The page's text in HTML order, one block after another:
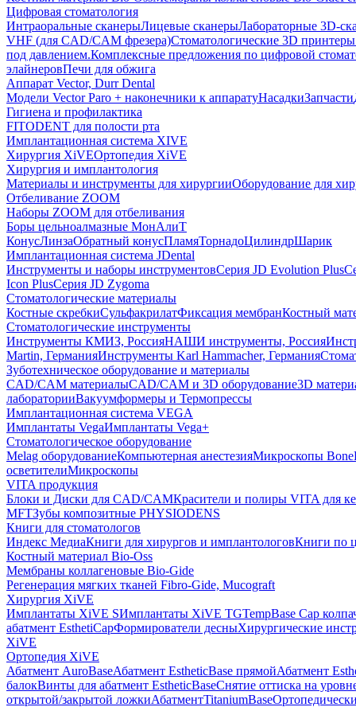
Цифровая стоматология
Интраоральные сканерыЛицевые сканерыЛабораторные 3D-
VHF (для CAD/CAM фрезера)Стоматологические 3D
под давлением.Комплексные предложения по цифровой
элайнеровПечи для обжига
Аппарат Vector, Durr Dental
Модели Vector Paro + наконечники к аппаратуНасадкиЗапчасти
Гигиена и профилактика
FITODENT для полости рта
Имплантационная система XIVE
Хирургия XiVEОртопедия XiVE
Хирургия и имплантология
Материалы и инструменты для хирургииОборудование для
Отбеливание ZOOM
Наборы ZOOM для отбеливания
Боры цельноалмазные МонАлиТ
КонусЛинзаОбратный конусПламяТорнадоЦилиндрШарик
Имплантационная система JDental
Инструменты и наборы инструментовСерия JD Evolution Plus
Icon PlusСерия JD Zygoma
Стоматологические материалы
Костные скребкиСульфакрилатФиксация мембранКостный
Стоматологические инструменты
Инструменты КМИЗ, РоссияНАШИ инструменты, Россия
Martin, ГерманияИнструменты Karl Hammacher, Германия
Зуботехническое оборудование и материалы
CAD/CAM материалыCAD/CAM и 3D оборудование3D
лабораторииВакуумформеры и Термопрессы
Имплантационная система VEGA
Имплантаты VegaИмплантаты Vega+
Стоматологическое оборудование
Melag оборудованиеКомпьютерная анестезияМикроскопы
осветителиМикроскопы
VITA продукция
Блоки и Диски для CAD/CAMКрасители и полиры VITA для
MFTЗубы композитные PHYSIODENS
Книги для стоматологов
Индекс МедиаКниги для хирургов и имплантологовКниги по
Костный материал Bio-Oss
Мембраны коллагеновые Bio-Gide
Регенерация мягких тканей Fibro-Gide, Mucograft
Хирургия XiVE
Имплантаты XiVE SИмплантаты XiVE TGTempBase Cap
абатмент EsthetiCapФормирователи десныХирургические
XiVE
Ортопедия XiVE
Абатмент AuroBaseАбатмент EstheticBase прямойАбатмент
балокВинты для абатмент EstheticBaseСнятие оттиска на
открытой/закрытой ложкиАбатментTitaniumBase